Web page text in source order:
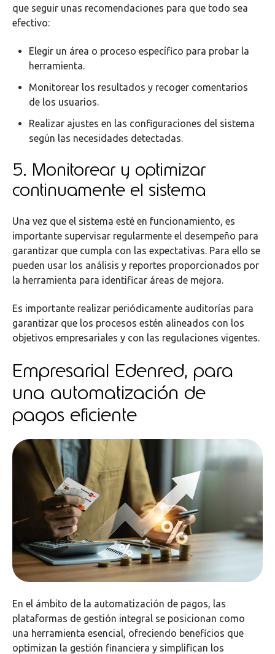
que seguir unas recomendaciones para que todo sea
efectivo:
Elegir un área o proceso específico para probar la
herramienta.
Monitorear los resultados y recoger comentarios
de los usuarios.
Realizar ajustes en las configuraciones del sistema
según las necesidades detectadas.
5. Monitorear y optimizar
continuamente el sistema
Una vez que el sistema esté en funcionamiento, es
importante supervisar regularmente el desempeño para
garantizar que cumpla con las expectativas. Para ello se
pueden usar los análisis y reportes proporcionados por
la herramienta para identificar áreas de mejora.
Es importante realizar periódicamente auditorías para
garantizar que los procesos estén alineados con los
objetivos empresariales y con las regulaciones vigentes.
Empresarial Edenred, para
una automatización de
pagos eficiente
En el ámbito de la automatización de pagos, las
plataformas de gestión integral se posicionan como
una herramienta esencial, ofreciendo beneficios que
optimizan la gestión financiera y simplifican los